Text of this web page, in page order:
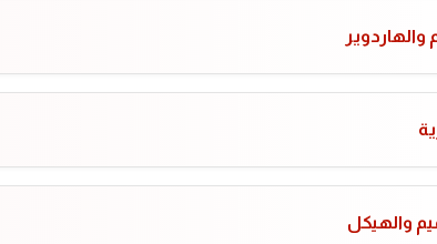
والهاردوير
والهيكل